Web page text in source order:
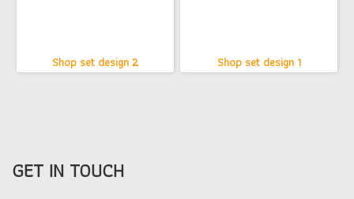
Shop set design 2 Shop set design 1
GET IN TOUCH